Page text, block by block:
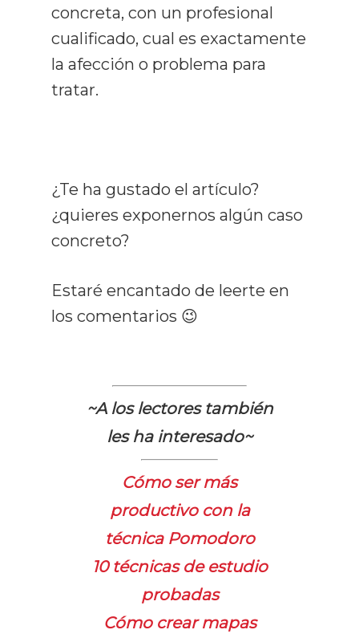
concreta, con un profesional
cualificado, cual es exactamente
la afección o problema para
tratar.
¿Te ha gustado el artículo?
¿quieres exponernos algún caso
concreto?
Estaré encantado de leerte en
los comentarios 😉
~A los lectores también
les ha interesado~
Cómo ser más
productivo con la
técnica Pomodoro
10 técnicas de estudio
probadas
Cómo crear mapas